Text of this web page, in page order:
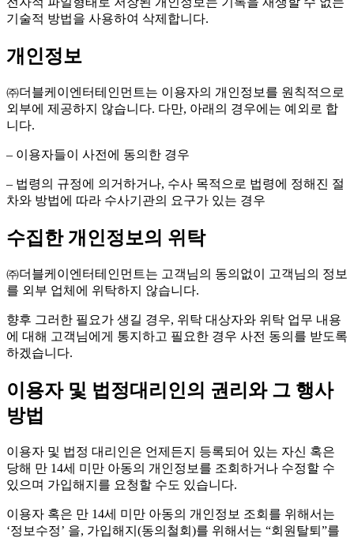
기술적 방법을 사용하여 삭제합니다.
개인정보
㈜더블케이엔터테인먼트는 이용자의 개인정보를 원칙적으로
외부에 제공하지 않습니다. 다만, 아래의 경우에는 예외로 합
니다.
– 이용자들이 사전에 동의한 경우
– 법령의 규정에 의거하거나, 수사 목적으로 법령에 정해진 절
차와 방법에 따라 수사기관의 요구가 있는 경우
수집한 개인정보의 위탁
㈜더블케이엔터테인먼트는 고객님의 동의없이 고객님의 정보
를 외부 업체에 위탁하지 않습니다.
향후 그러한 필요가 생길 경우, 위탁 대상자와 위탁 업무 내용
에 대해 고객님에게 통지하고 필요한 경우 사전 동의를 받도록
하겠습니다.
이용자 및 법정대리인의 권리와 그 행사
방법
이용자 및 법정 대리인은 언제든지 등록되어 있는 자신 혹은
당해 만 14세 미만 아동의 개인정보를 조회하거나 수정할 수
있으며 가입해지를 요청할 수도 있습니다.
이용자 혹은 만 14세 미만 아동의 개인정보 조회를 위해서는
‘정보수정’ 을, 가입해지(동의철회)를 위해서는 “회원탈퇴”를